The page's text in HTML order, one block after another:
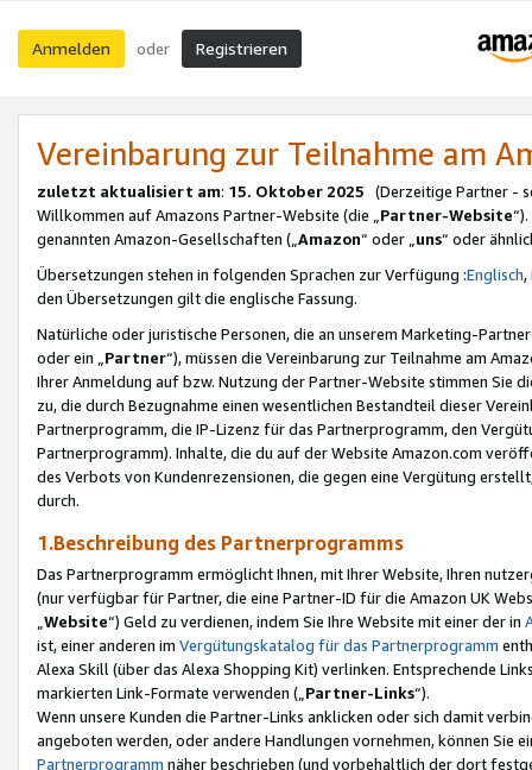
Anmelden oder Registrieren
Vereinbarung zur Teilnahme am
zuletzt aktualisiert am: 15. Oktober 2025 (Derzeitige Partner -
Willkommen auf Amazons Partner-Website (die „Partner-Website
genannten Amazon-Gesellschaften („Amazon“ oder „uns“ oder
Übersetzungen stehen in folgenden Sprachen zur Verfügung :Englisch,
den Übersetzungen gilt die englische Fassung.
Natürliche oder juristische Personen, die an unserem Marketing-
oder ein „Partner“), müssen die Vereinbarung zur Teilnahme am
Ihrer Anmeldung auf bzw. Nutzung der Partner-Website stimmen Sie
zu, die durch Bezugnahme einen wesentlichen Bestandteil dieser
Partnerprogramm, die IP-Lizenz für das Partnerprogramm, den
Partnerprogramm). Inhalte, die du auf der Website Amazon.com
des Verbots von Kundenrezensionen, die gegen eine Vergütung
durch.
1.Beschreibung des Partnerprogramms
Das Partnerprogramm ermöglicht Ihnen, mit Ihrer Website, Ihren
(nur verfügbar für Partner, die eine Partner-ID für die Amazon UK
Website“) Geld zu verdienen, indem Sie Ihre Website mit einer der in
ist, einer anderen im Vergütungskatalog für das Partnerprogramm
Alexa Skill (über das Alexa Shopping Kit) verlinken. Entsprechende
markierten Link-Formate verwenden („ Partner-Links“).
Wenn unsere Kunden die Partner-Links anklicken oder sich damit
angeboten werden, oder andere Handlungen vornehmen, können Sie
Partnerprogramm näher beschrieben (und vorbehaltlich der dort